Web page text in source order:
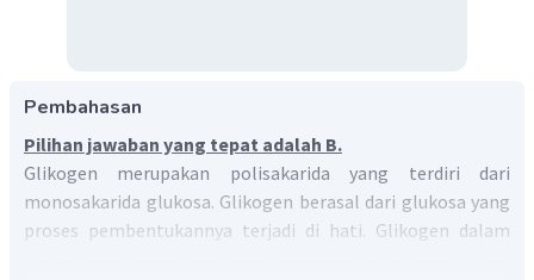
Pembahasan
Pilihan jawaban yang tepat adalah B.
Glikogen merupakan polisakarida yang terdiri dari
monosakarida glukosa. Glikogen berasal dari glukosa yang
proses pembentukannya terjadi di hati. Glikogen dalam